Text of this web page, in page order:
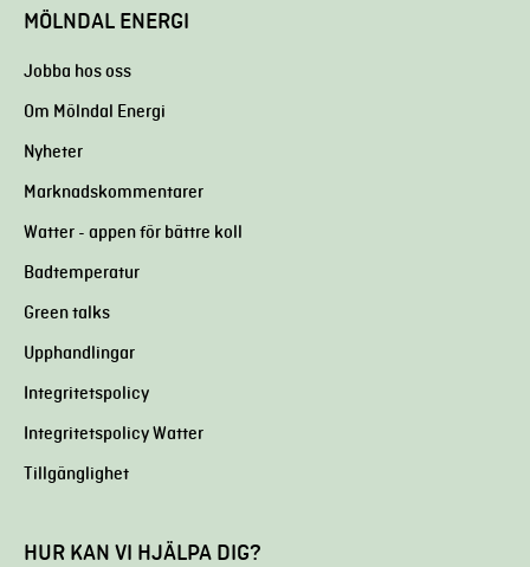
MÖLNDAL ENERGI
Jobba hos oss
Om Mölndal Energi
Nyheter
Marknadskommentarer
Watter - appen för bättre koll
Badtemperatur
Green talks
Upphandlingar
Integritetspolicy
Integritetspolicy Watter
Tillgänglighet
HUR KAN VI HJÄLPA DIG?